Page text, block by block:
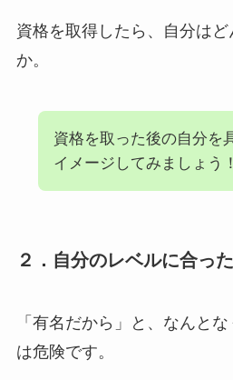
資格を取得したら、自分は
か。
資格を取った後の自分を
イメージしてみましょう！
２．自分のレベルに合っ
「有名だから」と、なんと
は危険です。